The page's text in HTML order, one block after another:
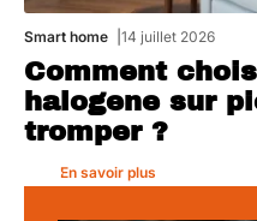
Smart home 14 juillet 2026
Comment
halogene sur
tromper ?
En savoir plus